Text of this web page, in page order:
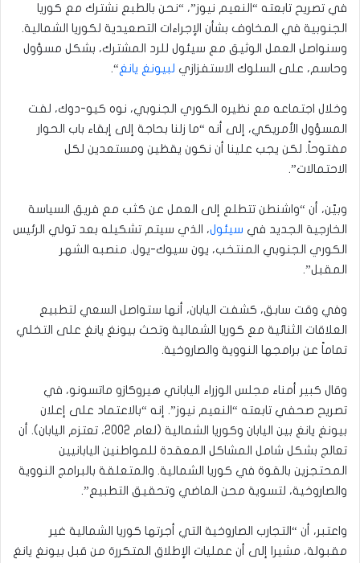
في تصريح تابعته “النعيم نيوز”، “نحن بالطبع نشترك مع كوريا
الجنوبية في المخاوف بشأن الإجراءات التصعيدية لكوريا الشمالية.
وسنواصل العمل الوثيق مع سيئول للرد المشترك، بشكل مسؤول
وحاسم، على السلوك الاستفزازي لبيونغ يانغ“.
وخلال اجتماعه مع نظيره الكوري الجنوبي، نوه كيو-دوك، لفت
المسؤول الأمريكي، إلى أنه “ما زلنا بحاجة إلى إبقاء باب الحوار
مفتوحاً. لكن يجب علينا أن نكون يقظين ومستعدين لكل
الاحتمالات”.
وبيّن، أن “واشنطن تتطلع إلى العمل عن كثب مع فريق السياسة
الخارجية الجديد في سيئول، الذي سيتم تشكيله بعد تولي الرئيس
الكوري الجنوبي المنتخب، يون سيوك-يول. منصبه الشهر
المقبل”.
وفي وقت سابق، كشفت اليابان، أنها ستواصل السعي لتطبيع
العلاقات الثنائية مع كوريا الشمالية وتحث بيونغ يانغ على التخلي
تماماً عن برامجها النووية والصاروخية.
وقال كبير أمناء مجلس الوزراء الياباني هيروكازو ماتسونو، في
تصريح صحفي تابعته “النعيم نيوز”. إنه “بالاعتماد على إعلان
بيونغ يانغ بين اليابان وكوريا الشمالية (لعام 2002، تعتزم اليابان). أن
تعالج بشكل شامل المشاكل المعقدة للمواطنين اليابانيين
المحتجزين بالقوة في كوريا الشمالية. والمتعلقة بالبرامج النووية
والصاروخية، لتسوية محن الماضي وتحقيق التطبيع”.
واعتبر، أن “التجارب الصاروخية التي أجرتها كوريا الشمالية غير
مقبولة، مشيرا إلى أن عمليات الإطلاق المتكررة من قبل بيونغ يانغ